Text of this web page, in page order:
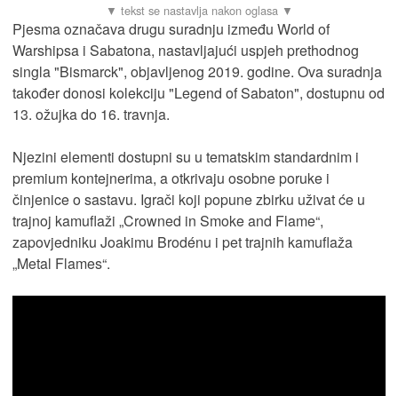
Pjesma označava drugu suradnju između World of
Warshipsa i Sabatona, nastavljajući uspjeh prethodnog
singla "Bismarck", objavljenog 2019. godine. Ova suradnja
također donosi kolekciju "Legend of Sabaton", dostupnu od
13. ožujka do 16. travnja.
Njezini elementi dostupni su u tematskim standardnim i
premium kontejnerima, a otkrivaju osobne poruke i
činjenice o sastavu. Igrači koji popune zbirku uživat će u
trajnoj kamuflaži „Crowned in Smoke and Flame“,
zapovjedniku Joakimu Brodénu i pet trajnih kamuflaža
„Metal Flames“.